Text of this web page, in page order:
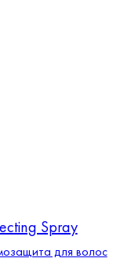
Spray
для волос